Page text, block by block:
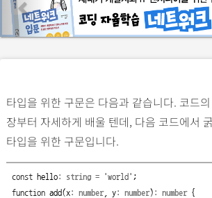
r
e
u
s
타입을 위한 구문은 다음과 같습니다. 코드
장부터 자세하게 배울 텐데, 다음 코드에서
타입을 위한 구문입니다.
const hello: string = 'world' ;
function add(x: number, y: number) : number {